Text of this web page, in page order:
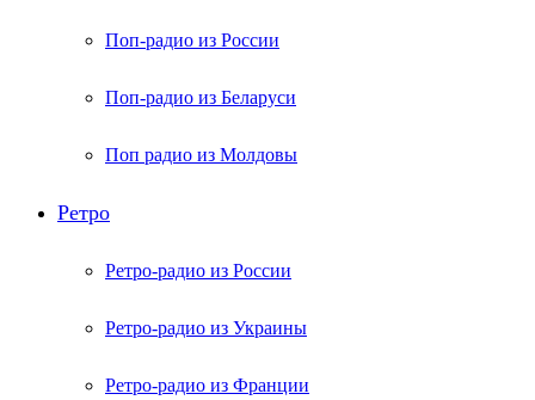
Поп-радио из России
Поп-радио из Беларуси
Поп радио из Молдовы
Ретро
Ретро-радио из России
Ретро-радио из Украины
Ретро-радио из Франции